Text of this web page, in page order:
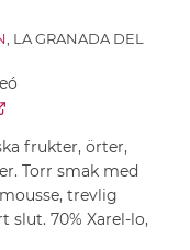
, LA GRANADA DEL
frukter, örter,
Torr smak med
trevlig
70% Xarel-lo,